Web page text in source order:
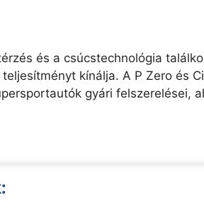
és a csúcstechnológia
kínálja. A P Zero és
gyári felszerelései,